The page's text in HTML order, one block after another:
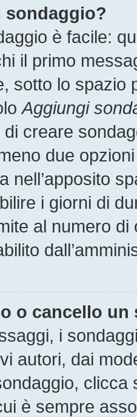
sondaggio?
è facile:
il primo
sotto lo spazio
Aggiungi
di creare
due
nell’apposito
i giorni di
al numero
o cancello un
i
autori, dai
è sempre